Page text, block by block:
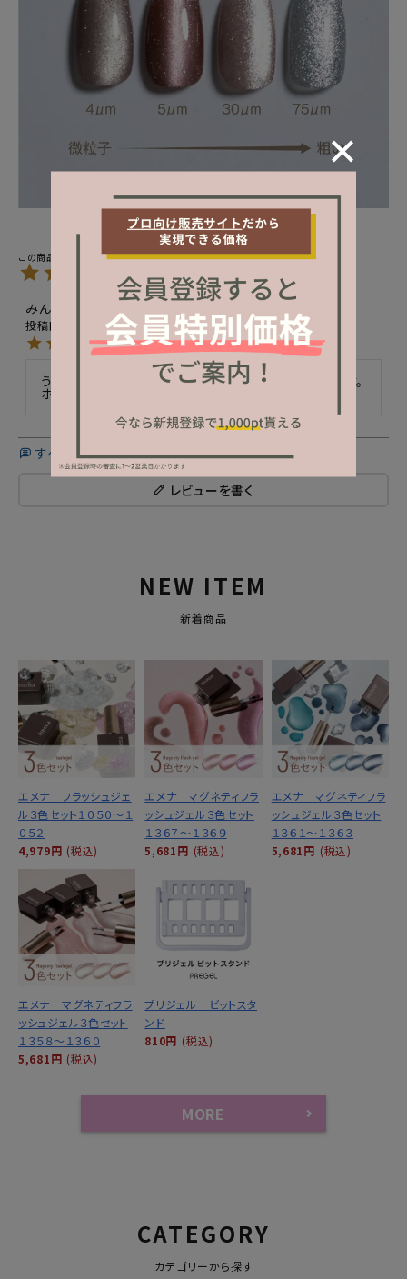
5.00 1
みんと
投稿日
2025/11/21
うっとりするくらい綺麗でオフするのが勿体なくなります。
ホリデーシーズンにもってこいです。
すべてのレビューを見る
レビューを書く
NEW ITEM
新着商品
エメナ フラッシュジェ
ル３色セット１０５０～１
０５２
4,979円 (税込)
エメナ マグネティフラ
ッシュジェル３色セット
１３６７～１３６９
5,681円 (税込)
エメナ マグネティフラ
ッシュジェル３色セット
１３６１～１３６３
5,681円 (税込)
エメナ マグネティフラ
ッシュジェル３色セット
１３５８～１３６０
5,681円 (税込)
プリジェル ビットスタ
ンド
810円 (税込)
MORE
CATEGORY
カテゴリーから探す